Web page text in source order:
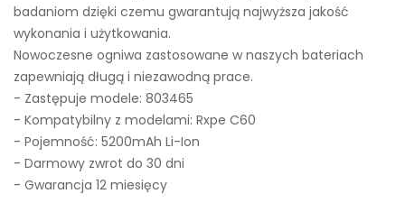
badaniom dzięki czemu gwarantują najwyższa jakość
wykonania i użytkowania.
Nowoczesne ogniwa zastosowane w naszych bateriach
zapewniają długą i niezawodną prace.
- Zastępuje modele: 803465
- Kompatybilny z modelami: Rxpe C60
- Pojemność: 5200mAh Li-Ion
- Darmowy zwrot do 30 dni
- Gwarancja 12 miesięcy